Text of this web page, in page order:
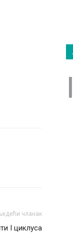
чланак
I циклуса